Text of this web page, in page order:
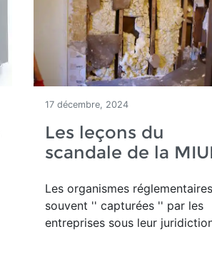
17 décembre, 2024
Les leçons du
scandale de la
Les organismes
souvent '' capturées '' par les
entreprises sous leur